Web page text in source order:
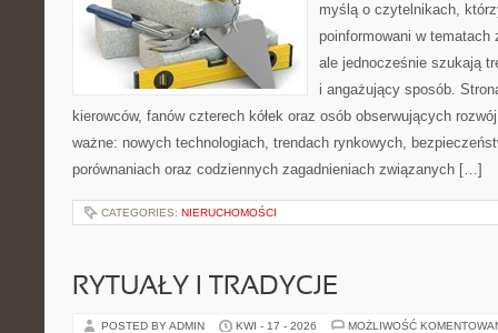
myślą o czytelnikach,
poinformowani w
ale jednocześnie szukają
i angażujący sposób.
kierowców, fanów czterech kółek oraz osób obserwujących
ważne: nowych technologiach, trendach rynkowych,
porównaniach oraz codziennych zagadnieniach związanych […]
CATEGORIES: NIERUCHOMOŚCI
RYTUAŁY I TRADYCJE
POSTED BY ADMIN KWI - 17 - 2026 MOŻLIWOŚĆ